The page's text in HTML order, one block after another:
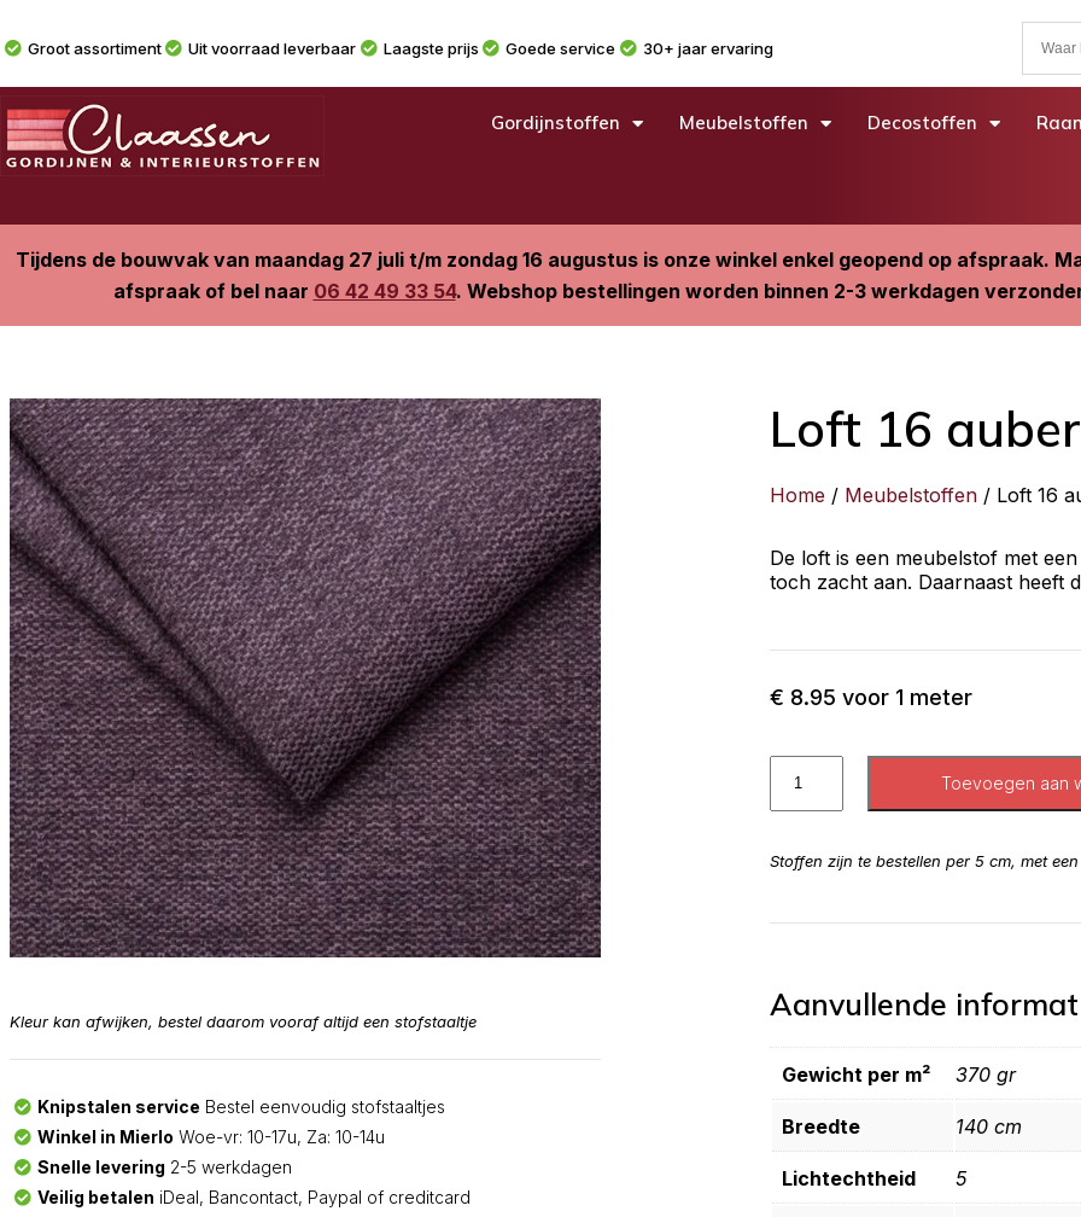
Groot assortiment Uit voorraad leverbaar Laagste prijs Goede service 30+ jaar ervaring
Gordijnstoffen Meubelstoffen Decostoffen
Tijdens de bouwvak van maandag 27 juli t/m zondag 16 augustus is onze winkel enkel geopend op afspraak.
afspraak of bel naar 06 42 49 33 54. Webshop bestellingen worden binnen 2-3 werkdagen
Kleur kan afwijken, bestel daarom vooraf altijd een stofstaaltje
Knipstalen service Bestel eenvoudig stofstaaltjes
Winkel in Mierlo Woe-vr: 10-17u, Za: 10-14u
Snelle levering 2-5 werkdagen
Veilig betalen iDeal, Bancontact, Paypal of creditcard
Loft 16
Home / Meubelstoffen / Loft 16
De loft is een meubelstof met
toch zacht aan. Daarnaast heeft
€ 8.95 voor 1 meter
Toevoegen aan
Stoffen zijn te bestellen per 5 cm, met
Aanvullende
Gewicht per m² 370 gr
Breedte 140 cm
Lichtechtheid 5